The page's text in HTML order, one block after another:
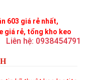
603 giá rẻ nhất,
giá rẻ, tổng kho keo
Liên hệ: 0938454791